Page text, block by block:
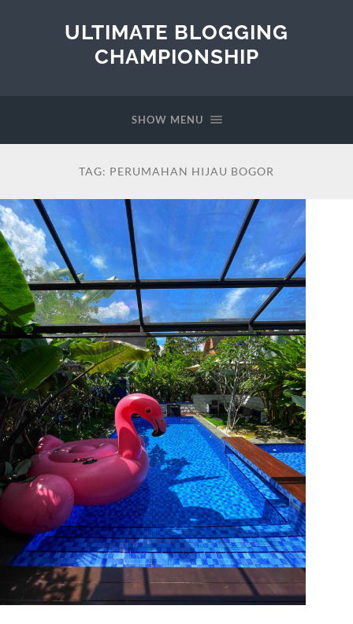
ULTIMATE BLOGGING
CHAMPIONSHIP
SHOW MENU
TAG: PERUMAHAN HIJAU BOGOR